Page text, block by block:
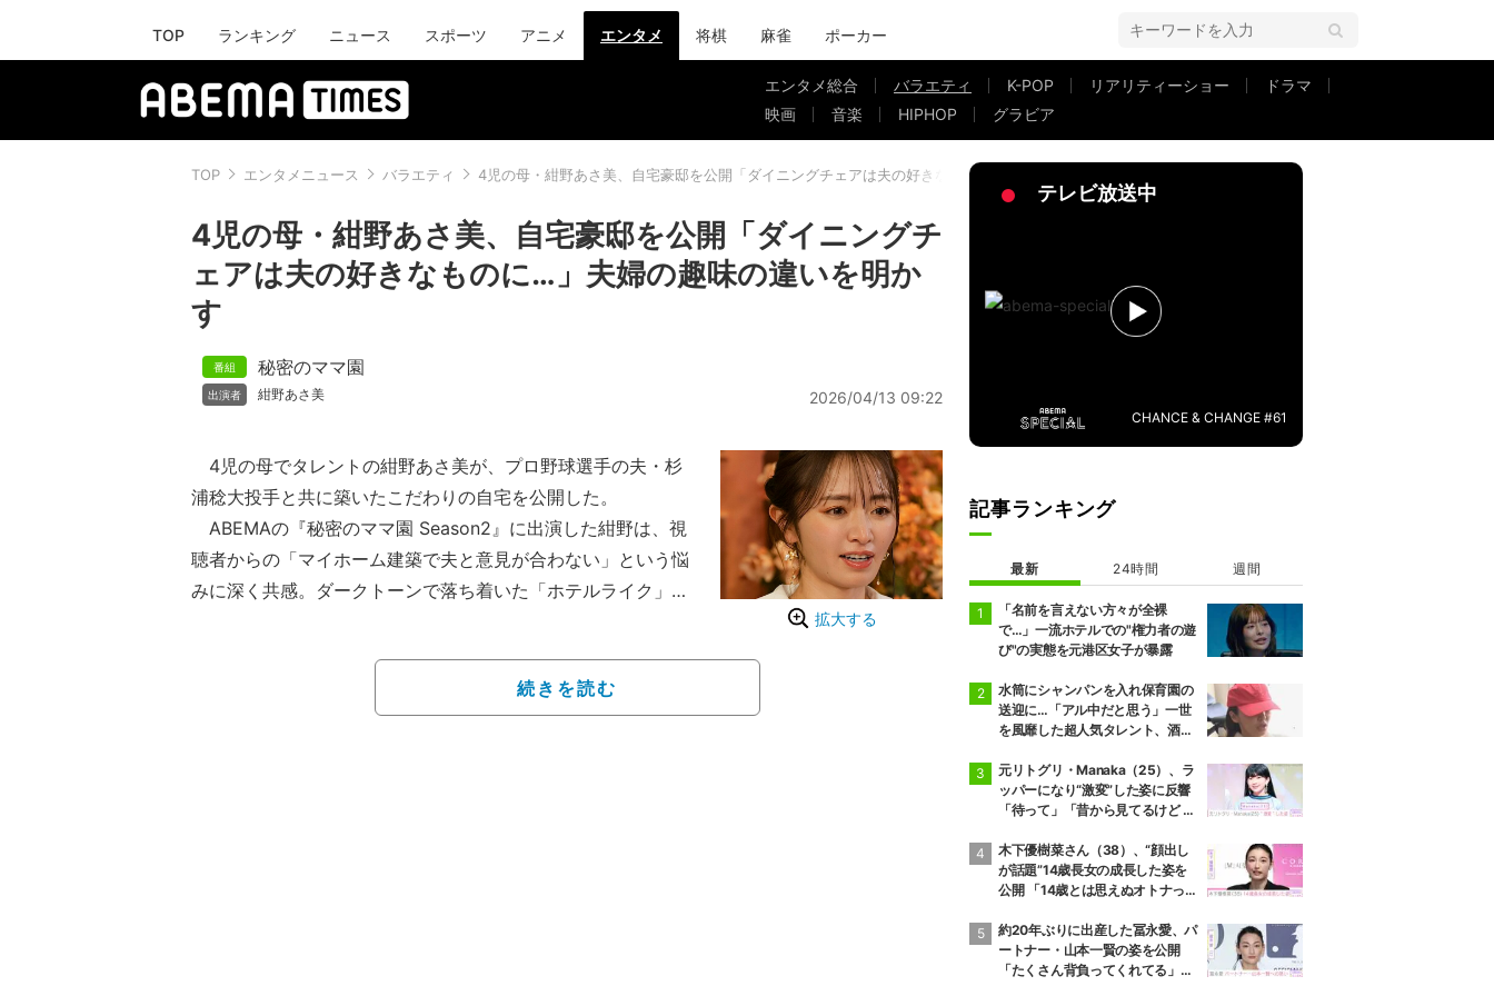
TOP ランキング ニュース スポーツ アニメ エンタメ 将棋 麻雀 ポーカー
エンタメ総合 バラエティ K-POP リアリティーショー
ドラマ
映画
音楽 HIPHOP グラビア
TOP エンタメニュース バラエティ 4児の母・紺野あさ美、自宅豪邸を公開「ダイニングチェアは夫の好きなものに…」夫婦の趣味の違いを明かす
4児の母・紺野あさ美、自宅豪邸を公開「ダイニングチ
ェアは夫の好きなものに…」夫婦の趣味の違いを明か
す
秘密のママ園
紺野あさ美 2026/04/13 09:22
拡大する
4児の母でタレントの紺野あさ美が、プロ野球選手の夫・杉
浦稔大投手と共に築いたこだわりの自宅を公開した。
ABEMAの『秘密のママ園 Season2』に出演した紺野は、視
聴者からの「マイホーム建築で夫と意見が合わない」という悩
みに深く共感。ダークトーンで落ち着いた「ホテルライク」を
続きを読む
テレビ放送中
CHANCE & CHANGE #61
記事ランキング
最新 24時間 週間
「名前を言えない方々が全裸
で…」一流ホテルでの"権力者の遊
び"の実態を元港区女子が暴露
水筒にシャンパンを入れ保育園の
送迎に…「アル中だと思う」一世
を風靡した超人気タレント、酒漬
元リトグリ・Manaka（25）、ラ
ッパーになり“激変”した姿に反響
「待って」「昔から見てるけど 最
木下優樹菜さん（38）、“顔出し
が話題”14歳長女の成長した姿を
公開 「14歳とは思えぬオトナっぽ
ぎる」など反響
約20年ぶりに出産した冨永愛、パ
ートナー・山本一賢の姿を公開
「たくさん背負ってくれてる」感